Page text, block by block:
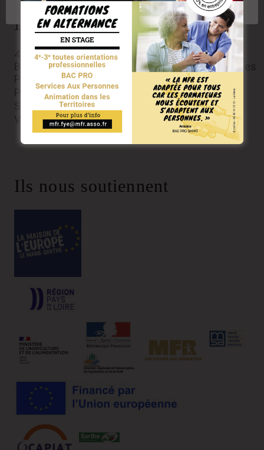
Les Formations
4eme- 3eme
BAC PRO Services Aux Personnes et Aux Territoires
P.R.A.P 2S Prévention des Risques liés à l’Activité
Physique
SST Sauveteur Secouriste du Travail
Validation des acquis de l’expérience
Ils nous soutiennent
Réglages des cookies